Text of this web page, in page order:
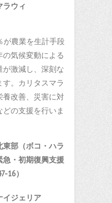
スマラウィ
が農業を生計手段
の気候変動による
激減し、深刻な
。カリタスマラ
養改善、災害に対
の支援を行いま
部（ボコ・ハラ
急・初期復興支援
16）
イジェリア